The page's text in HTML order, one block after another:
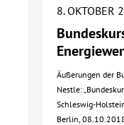
8. OKTOBER
Äußerungen der
Nestle:
Schleswig-
Berlin,